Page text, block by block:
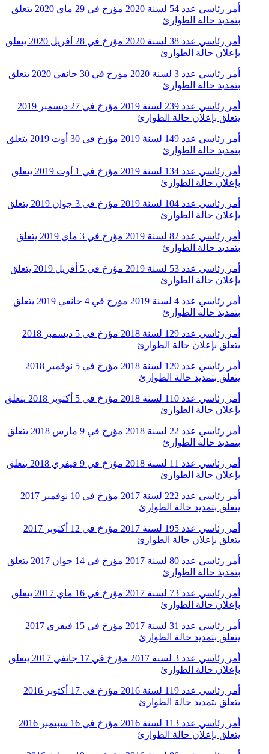
أمر رئاسي عدد 54 لسنة 2020 مؤرخ في 29 ماي 2020 يتعلق
بتمديد حالة الطوارئ
أمر رئاسي عدد 38 لسنة 2020 مؤرخ في 28 أفريل 2020 يتعلق
بإعلان حالة الطوارئ
أمر رئاسي عدد 3 لسنة 2020 مؤرخ في 30 جانفي 2020 يتعلق
بتمديد حالة الطوارئ
أمر رئاسي عدد 239 لسنة 2019 مؤرخ في 27 ديسمبر 2019
يتعلق بإعلان حالة الطوارئ
أمر رئاسي عدد 149 لسنة 2019 مؤرخ في 30 أوت 2019 يتعلق
بتمديد حالة الطوارئ
أمر رئاسي عدد 134 لسنة 2019 مؤرخ في 1 أوت 2019 يتعلق
بإعلان حالة الطوارئ
أمر رئاسي عدد 104 لسنة 2019 مؤرخ في 3 جوان 2019 يتعلق
بإعلان حالة الطوارئ
أمر رئاسي عدد 82 لسنة 2019 مؤرخ في 3 ماي 2019 يتعلق
بتمديد حالة الطوارئ
أمر رئاسي عدد 53 لسنة 2019 مؤرخ في 5 أفريل 2019 يتعلق
بإعلان حالة الطوارئ
أمر رئاسي عدد 4 لسنة 2019 مؤرخ في 4 جانفي 2019 يتعلق
بتمديد حالة الطوارئ
أمر رئاسي عدد 129 لسنة 2018 مؤرخ في 5 ديسمبر 2018
يتعلق بإعلان حالة الطوارئ
أمر رئاسي عدد 120 لسنة 2018 مؤرخ في 5 نوفمبر 2018
يتعلق بتمديد حالة الطوارئ
أمر رئاسي عدد 110 لسنة 2018 مؤرخ في 5 أكتوبر 2018 يتعلق
بإعلان حالة الطوارئ
أمر رئاسي عدد 22 لسنة 2018 مؤرخ في 9 مارس 2018 يتعلق
بتمديد حالة الطوارئ
أمر رئاسي عدد 11 لسنة 2018 مؤرخ في 9 فيفري 2018 يتعلق
بإعلان حالة الطوارئ
أمر رئاسي عدد 222 لسنة 2017 مؤرخ في 10 نوفمبر 2017
يتعلق بتمديد حالة الطوارئ
أمر رئاسي عدد 195 لسنة 2017 مؤرخ في 12 أكتوبر 2017
يتعلق بإعلان حالة الطوارئ
أمر رئاسي عدد 80 لسنة 2017 مؤرخ في 14 جوان 2017 يتعلق
بتمديد حالة الطوارئ
أمر رئاسي عدد 73 لسنة 2017 مؤرخ في 16 ماي 2017 يتعلق
بإعلان حالة الطوارئ
أمر رئاسي عدد 31 لسنة 2017 مؤرخ في 15 فيفري 2017
يتعلق بتمديد حالة الطوارئ
أمر رئاسي عدد 3 لسنة 2017 مؤرخ في 17 جانفي 2017 يتعلق
بإعلان حالة الطوارئ
أمر رئاسي عدد 119 لسنة 2016 مؤرخ في 17 أكتوبر 2016
يتعلق بتمديد حالة الطوارئ
أمر رئاسي عدد 113 لسنة 2016 مؤرخ في 16 سبتمبر 2016
يتعلق بإعلان حالة الطوارئ